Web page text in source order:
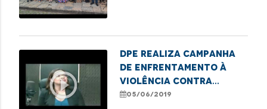
play_circle_outline
DPE realiza campanha
de enfrentamento à
violência contra
pessoa idosa
05/06/2019